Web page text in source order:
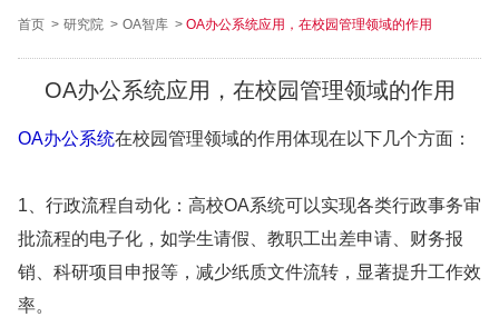
首页 > 研究院 > OA智库 > OA办公系统应用，在校园管理领域的作用
OA办公系统应用，在校园管理领域的作用
OA办公系统在校园管理领域的作用体现在以下几个方面：
1、行政流程自动化：高校OA系统可以实现各类行政事务审
批流程的电子化，如学生请假、教职工出差申请、财务报
销、科研项目申报等，减少纸质文件流转，显著提升工作效
率。